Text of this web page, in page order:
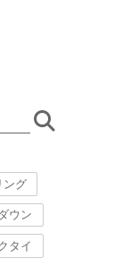
ング
ウン
タイ